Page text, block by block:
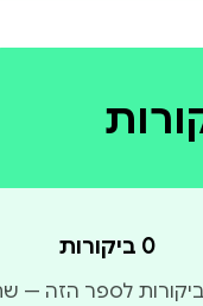
0 מתוך 5
0 ביקורות
ביקורות לספר הזה —